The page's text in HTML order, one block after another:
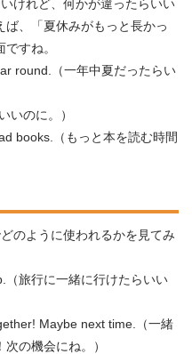
けれど、何かが違ったらいい
、「夏休みがもっと長かっ
すね。
round.（一年中夏だったらい
いのに。）
books.（もっと本を読む時間
のように使われるかを見てみ
旅行に一緒に行けたらいい
Maybe next time.（一緒
の機会にね。）